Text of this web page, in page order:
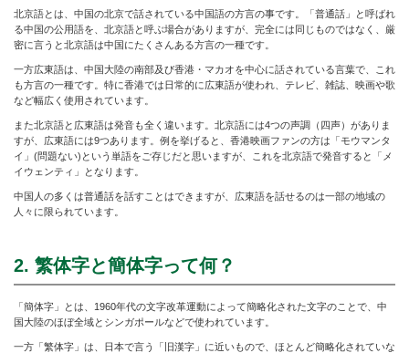
北京語とは、中国の北京で話されている中国語の方言の事です。「普通話」と呼ばれ
る中国の公用語を、北京語と呼ぶ場合がありますが、完全には同じものではなく、厳
密に言うと北京語は中国にたくさんある方言の一種です。
一方広東語は、中国大陸の南部及び香港・マカオを中心に話されている言葉で、これ
も方言の一種です。特に香港では日常的に広東語が使われ、テレビ、雑誌、映画や歌
など幅広く使用されています。
また北京語と広東語は発音も全く違います。北京語には4つの声調（四声）がありま
すが、広東語には9つあります。例を挙げると、香港映画ファンの方は「モウマンタ
イ」(問題ない)という単語をご存じだと思いますが、これを北京語で発音すると「メ
イウェンティ」となります。
中国人の多くは普通話を話すことはできますが、広東語を話せるのは一部の地域の
人々に限られています。
2. 繁体字と簡体字って何？
「簡体字」とは、1960年代の文字改革運動によって簡略化された文字のことで、中
国大陸のほぼ全域とシンガポールなどで使われています。
一方「繁体字」は、日本で言う「旧漢字」に近いもので、ほとんど簡略化されていな